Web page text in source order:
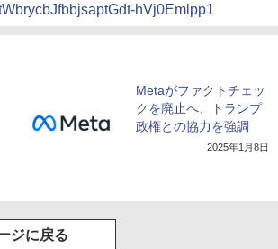
hVj0Emlpp1
Metaがファクトチェッ
クを廃止へ、トランプ
政権との協力を強調
2025年1月8日
ジに戻る